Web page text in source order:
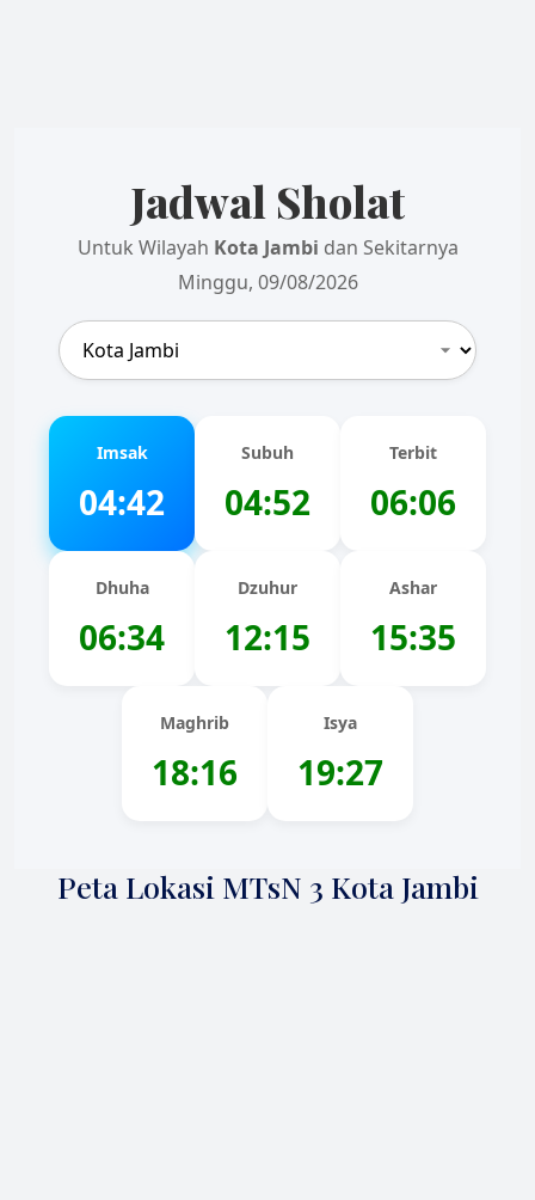
Jadwal Sholat
Untuk Wilayah Kota Jambi dan Sekitarnya
Minggu, 09/08/2026
Imsak
04:42
Subuh
04:52
Terbit
06:06
Dhuha
06:34
Dzuhur
12:15
Ashar
15:35
Maghrib
18:16
Isya
19:27
Peta Lokasi MTsN 3 Kota Jambi